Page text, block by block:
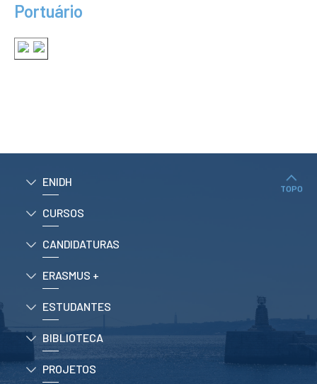
Portuário
ENIDH
CURSOS
CANDIDATURAS
ERASMUS +
ESTUDANTES
BIBLIOTECA
PROJETOS
TOPO